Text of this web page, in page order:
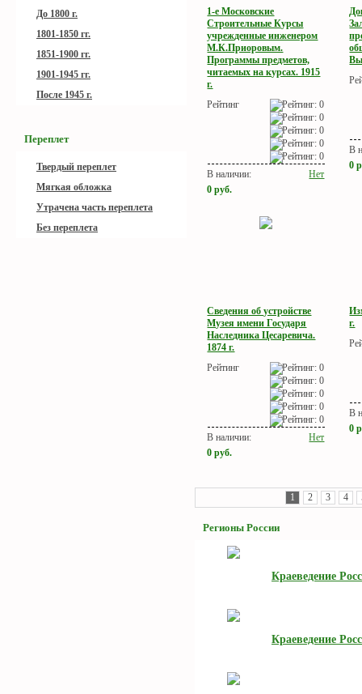
До 1800 г.
1801-1850 гг.
1851-1900 гг.
1901-1945 гг.
После 1945 г.
Переплет
Твердый переплет
Мягкая обложка
Утрачена часть переплета
Без переплета
1-е Московские
Строительные Курсы
учрежденные инженером
М.К.Приоровым.
Программы предметов,
читаемых на курсах. 1915
г.
Рейтинг
В наличии:
Нет
0руб.
В
0
Сведения об устройстве
Музея имени Государя
Наследника Цесаревича.
1874 г.
Рейтинг
В наличии:
Нет
0руб.
г.
В
0
1 2 3 4
Регионы России
Краеведение
Краеведение